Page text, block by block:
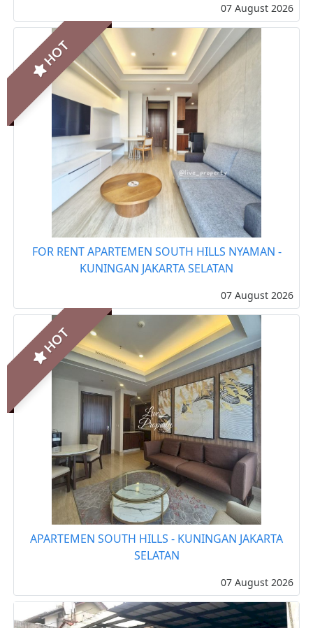
07 August 2026
HOT
FOR RENT APARTEMEN SOUTH HILLS NYAMAN -
KUNINGAN JAKARTA SELATAN
07 August 2026
HOT
APARTEMEN SOUTH HILLS - KUNINGAN JAKARTA
SELATAN
07 August 2026